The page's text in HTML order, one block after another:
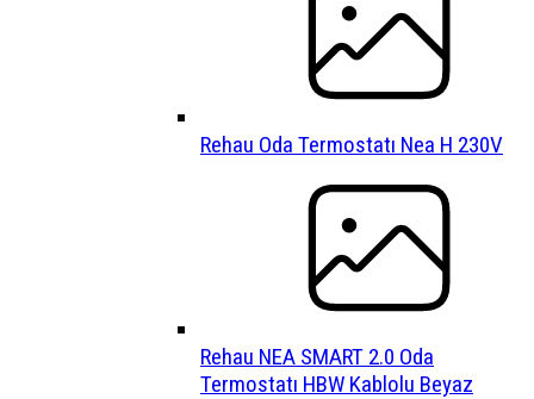
Rehau Oda Termostatı Nea H 230V
Rehau NEA SMART 2.0 Oda
Termostatı HBW Kablolu Beyaz